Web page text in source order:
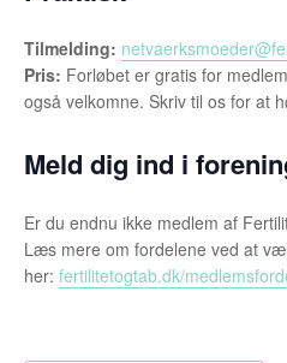
Tilmelding:
Pris: Forløbet er gratis for
også velkomne. Skriv til os for at
Meld dig ind i
Er du endnu ikke medlem af
Læs mere om fordelene ved at
her: fertilitetogtab.dk/